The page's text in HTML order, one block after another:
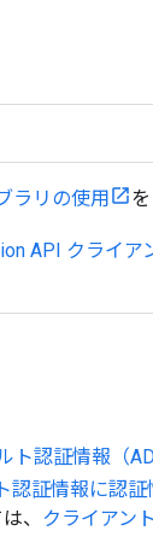
ラリの使用
API クライア
認証情報（
認証情報に認証
、 クライアン